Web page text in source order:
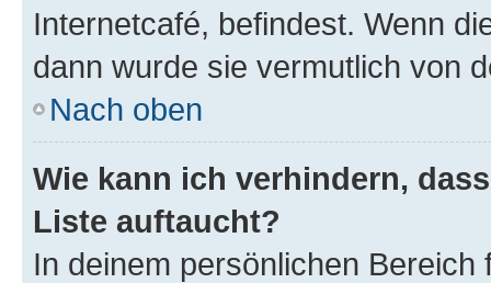
Internetcafé, befindest. Wenn
dann wurde sie vermutlich von
Nach oben
Wie kann ich verhindern,
Liste auftaucht?
In deinem persönlichen